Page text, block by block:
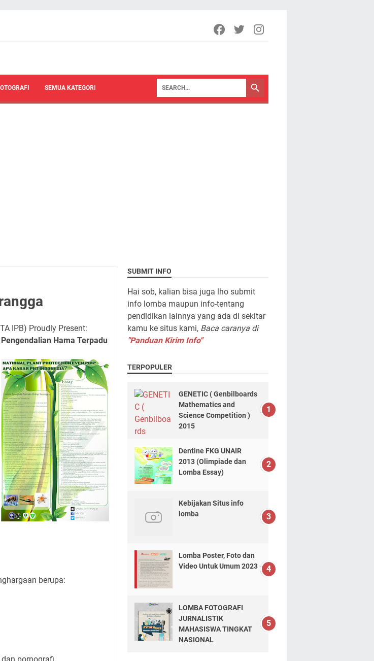
SEMUA KATEGORI
IPB) Proudly Present:
Pengendalian Hama Terpadu
berupa:
SUBMIT INFO
Hai sob, kalian bisa juga lho submit
info lomba maupun info-tentang
pendidikan lainnya yang ada di sekitar
kamu ke situs kami, Baca caranya di
"Panduan Kirim Info"
TERPOPULER
GENETIC ( Genbilboards
Mathematics and
Science Competition )
2015
Dentine FKG UNAIR
2013 (Olimpiade dan
Lomba Essay)
Kebijakan Situs info
lomba
Lomba Poster, Foto dan
Video Untuk Umum 2023
LOMBA FOTOGRAFI
JURNALISTIK
MAHASISWA TINGKAT
NASIONAL